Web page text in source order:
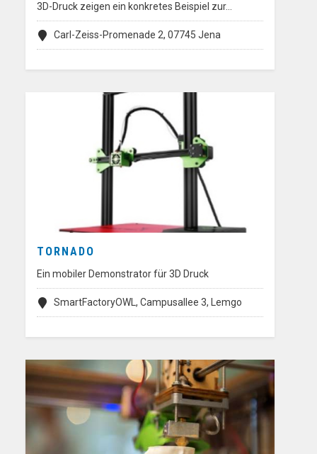
3D-Druck zeigen ein konkretes Beispiel zur…
Carl-Zeiss-Promenade 2, 07745 Jena
TORNADO
Ein mobiler Demonstrator für 3D Druck
SmartFactoryOWL, Campusallee 3, Lemgo